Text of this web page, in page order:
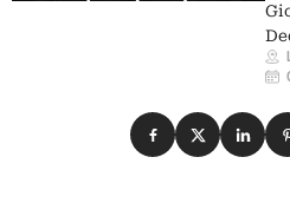
Condividi su
Condividi